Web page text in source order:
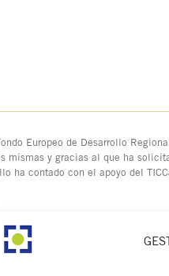
Europeo de Desarrollo
y gracias al que ha
contado con el apoyo del